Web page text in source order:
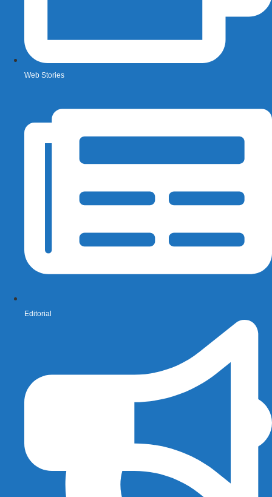
Web Stories
Editorial